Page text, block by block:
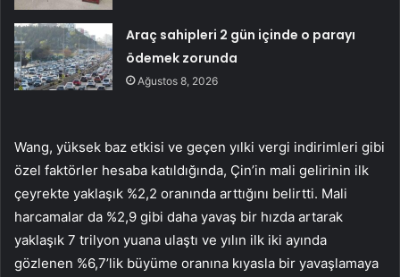
Araç sahipleri 2 gün içinde o parayı
ödemek zorunda
Ağustos 8, 2026
Wang, yüksek baz etkisi ve geçen yılki vergi indirimleri gibi
özel faktörler hesaba katıldığında, Çin’in mali gelirinin ilk
çeyrekte yaklaşık %2,2 oranında arttığını belirtti. Mali
harcamalar da %2,9 gibi daha yavaş bir hızda artarak
yaklaşık 7 trilyon yuana ulaştı ve yılın ilk iki ayında
gözlenen %6,7’lik büyüme oranına kıyasla bir yavaşlamaya